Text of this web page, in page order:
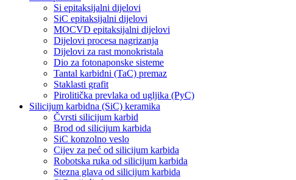
Si epitaksijalni dijelovi
SiC epitaksijalni dijelovi
MOCVD epitaksijalni dijelovi
Dijelovi procesa nagrizanja
Dijelovi za rast monokristala
Dio za fotonaponske sisteme
Tantal karbidni (TaC) premaz
Staklasti grafit
Pirolitička prevlaka od ugljika (PyC)
Silicijum karbidna (SiC) keramika
Čvrsti silicijum karbid
Brod od silicijum karbida
SiC konzolno veslo
Cijev za peć od silicijum karbida
Robotska ruka od silicijum karbida
Stezna glava od silicijum karbida